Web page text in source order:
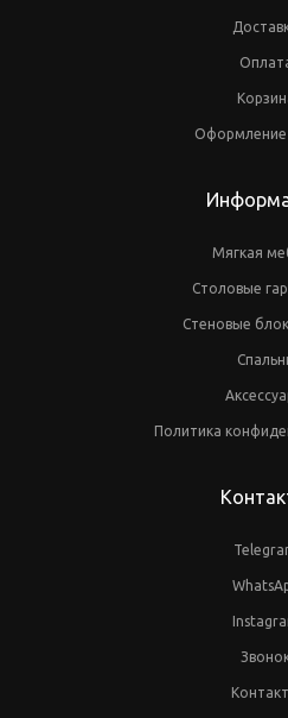
Оформление
Мягкая
Столовые
Стеновые
Политика